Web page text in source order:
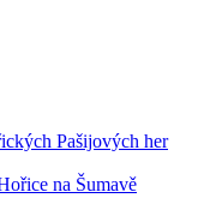
Pašijových her
na Šumavě